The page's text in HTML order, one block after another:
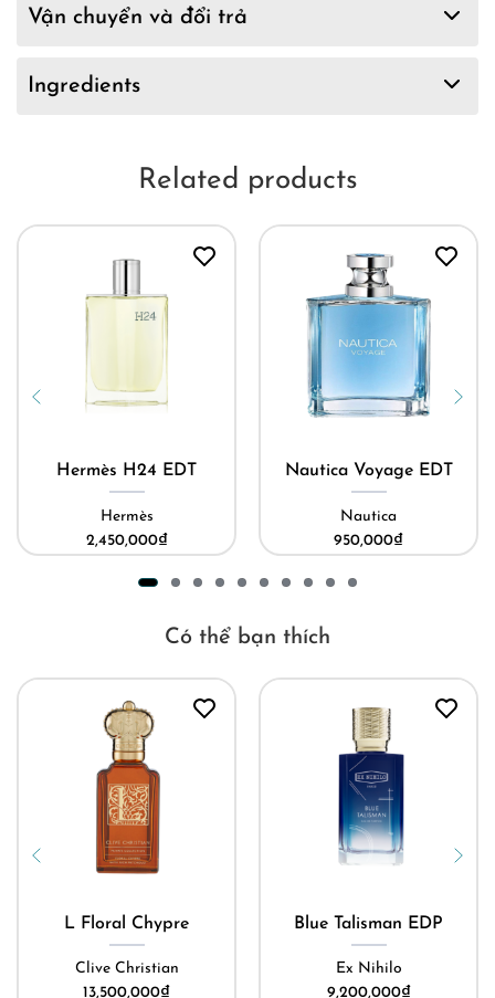
Vận chuyển và đổi trả
Ingredients
Related products
Hermès H24 EDT
Hermès
2,450,000₫
Nautica Voyage EDT
Nautica
950,000₫
Có thể bạn thích
L Floral Chypre
Clive Christian
13,500,000₫
Blue Talisman EDP
Ex Nihilo
9,200,000₫